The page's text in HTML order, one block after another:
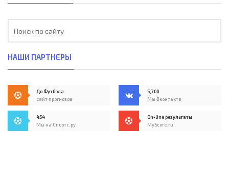
НАШИ ПАРТНЕРЫ
До Футбола
сайт прогнозов
5,700
Мы Вконтакте
454
Мы на Спортс.ру
On-line результаты
MyScore.ru